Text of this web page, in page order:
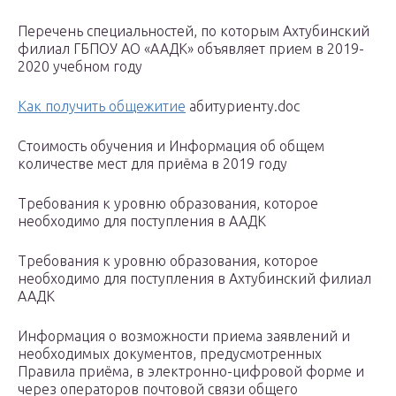
Перечень специальностей, по которым Ахтубинский
филиал ГБПОУ АО «ААДК» объявляет прием в 2019-
2020 учебном году
Как получить общежитие абитуриенту.doc
Стоимость обучения и Информация об общем
количестве мест для приёма в 2019 году
Требования к уровню образования, которое
необходимо для поступления в ААДК
Требования к уровню образования, которое
необходимо для поступления в Ахтубинский филиал
ААДК
Информация о возможности приема заявлений и
необходимых документов, предусмотренных
Правила приёма, в электронно-цифровой форме и
через операторов почтовой связи общего